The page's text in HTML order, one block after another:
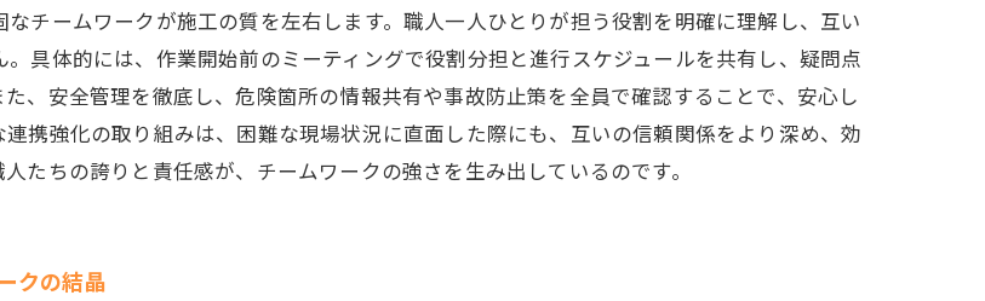
チームワークが施工の質を左右します。職人一人ひとりが担う役割を明確に理解し、互い
具体的には、作業開始前のミーティングで役割分担と進行スケジュールを共有し、疑問点
、安全管理を徹底し、危険箇所の情報共有や事故防止策を全員で確認することで、安心し
携強化の取り組みは、困難な現場状況に直面した際にも、互いの信頼関係をより深め、効
たちの誇りと責任感が、チームワークの強さを生み出しているのです。
クの結晶